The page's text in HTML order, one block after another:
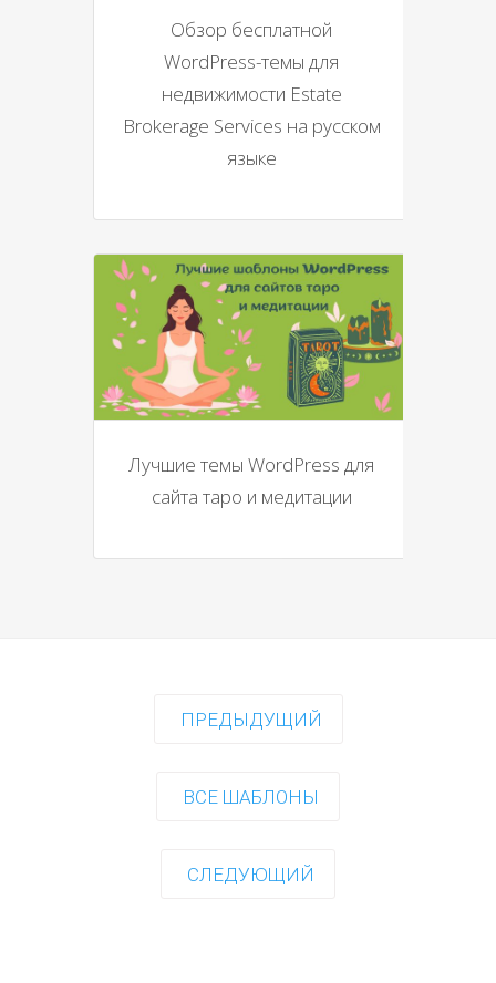
Обзор бесплатной
WordPress-темы для
недвижимости Estate
Brokerage Services на русском
языке
Лучшие темы WordPress для
сайта таро и медитации
ПРЕДЫДУЩИЙ
ВСЕ ШАБЛОНЫ
СЛЕДУЮЩИЙ